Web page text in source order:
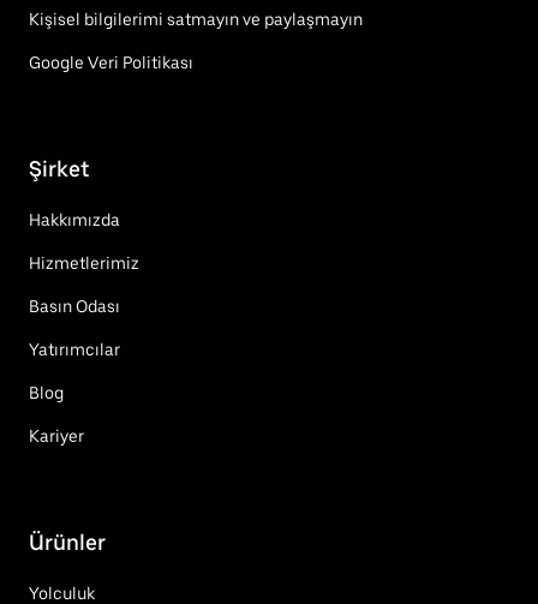
Kişisel bilgilerimi satmayın ve paylaşmayın
Google Veri Politikası
Şirket
Hakkımızda
Hizmetlerimiz
Basın Odası
Yatırımcılar
Blog
Kariyer
Ürünler
Yolculuk